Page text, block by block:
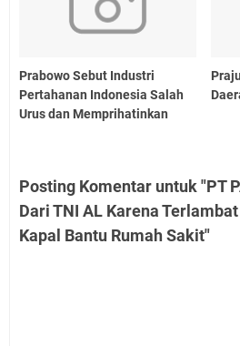
Prabowo Sebut Industri
Pertahanan Indonesia Salah
Urus dan Memprihatinkan
Posting Komentar untuk "PT
Dari TNI AL Karena
Kapal Bantu Rumah Sakit"